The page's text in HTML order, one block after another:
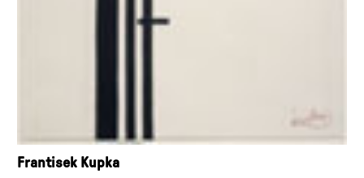
Frantisek Kupka